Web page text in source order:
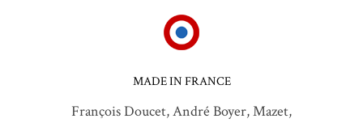
MADE IN FRANCE
François Doucet, André Boyer, Mazet,